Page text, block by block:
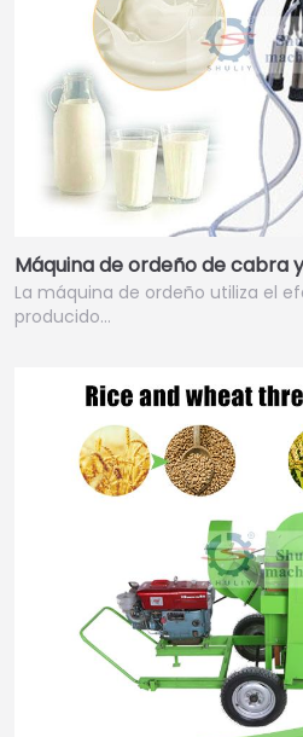
Máquina de ordeño de cabra
La máquina de ordeño utiliza el
producido…